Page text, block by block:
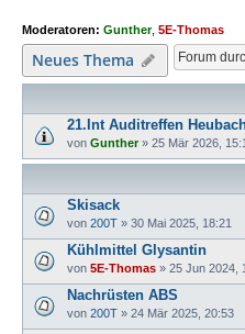
Moderatoren: Gunther, 5E-Thomas
Neues Thema
21.Int Auditreffen
von Gunther» 25 Mär 2026,
Skisack
von 200T » 30 Mai 2025, 18:21
Kühlmittel Glysantin
von 5E-Thomas » 25 Jun 2024,
Nachrüsten ABS
von 200T » 24 Mär 2025, 20:53